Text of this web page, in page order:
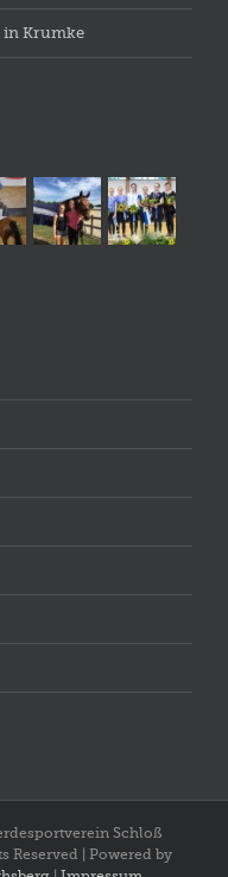
in Krumke
Schloß
Reserved | Powered by